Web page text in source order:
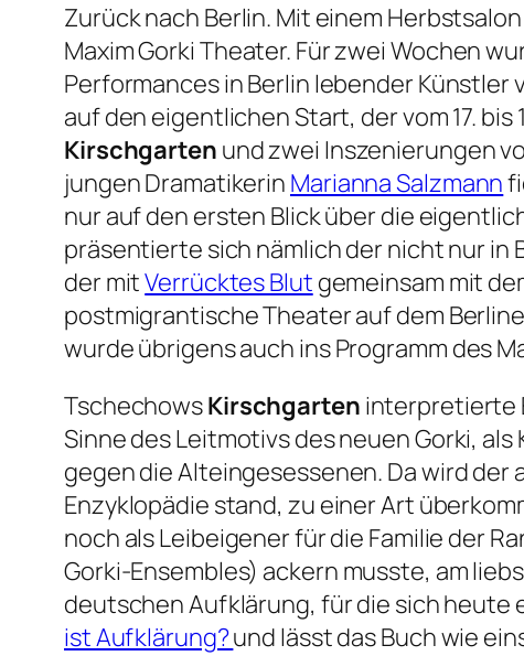
Zurück nach Berlin. Mit einem
Maxim Gorki Theater. Für zwei Wochen
Performances in Berlin lebender
auf den eigentlichen Start, der vom 17.
Kirschgarten und zwei Inszenierungen
jungen Dramatikerin Marianna Salzmann
nur auf den ersten Blick über die
präsentierte sich nämlich der nicht nur
der mitVerrücktes Blut gemeinsam mit
postmigrantische Theater auf dem
wurde übrigens auch ins Programm des
TschechowsKirschgarten interpretierte
Sinne des Leitmotivs des neuen Gorki,
gegen die Alteingesessenen. Da wird
Enzyklopädie stand, zu einer Art
noch als Leibeigener für die Familie der
Gorki-Ensembles) ackern musste, am
deutschen Aufklärung, für die sich heute
ist Aufklärung?und lässt das Buch wie